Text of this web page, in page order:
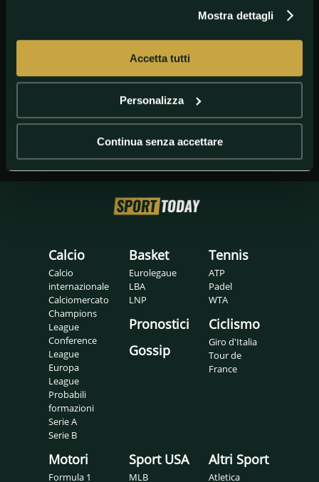
Mostra dettagli
Accetta tutti
Personalizza
Continua senza accettare
GETTY IMAGES valentino rossi
Calcio
Calcio
internazionale
Calciomercato
Champions
League
Conference
League
Europa
League
Probabili
formazioni
Serie A
Serie B
Basket
Eurolegaue
LBA
LNP
Pronostici
Gossip
Tennis
ATP
Padel
WTA
Ciclismo
Giro d'Italia
Tour de
France
Motori
Formula 1
Sport USA
MLB
Altri Sport
Atletica